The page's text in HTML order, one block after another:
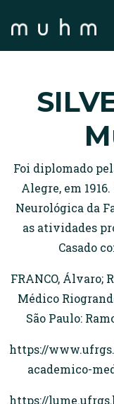
Foi diplomado
Alegre, em
Neurológica da
as atividades
Casado
FRANCO, Álvaro;
Médico
São Paulo:
https://
academico-
https://